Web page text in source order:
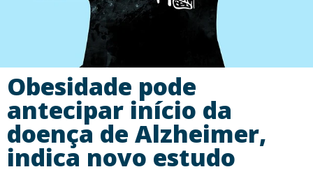
Obesidade pode
antecipar início da
doença de Alzheimer,
indica novo estudo